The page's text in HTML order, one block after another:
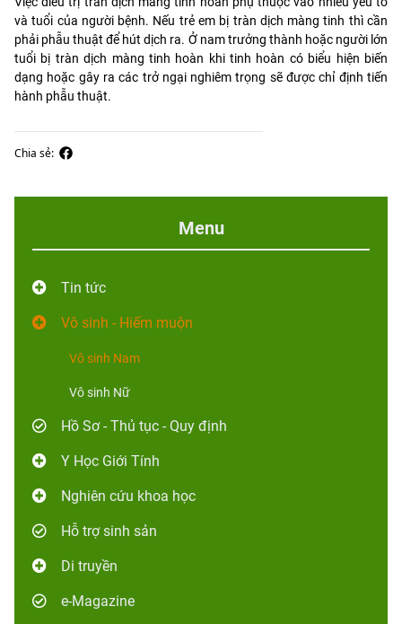
và tuổi của người bệnh. Nếu trẻ em bị tràn dịch màng tinh thì cần
phải phẫu thuật để hút dịch ra. Ở nam trưởng thành hoặc người lớn
tuổi bị tràn dịch màng tinh hoàn khi tinh hoàn có biểu hiện biến
dạng hoặc gây ra các trở ngại nghiêm trọng sẽ được chỉ định tiến
hành phẫu thuật.
Chia sẻ:
Menu
Tin tức
Vô sinh - Hiếm muộn
Vô sinh Nam
Vô sinh Nữ
Hồ Sơ - Thủ tục - Quy định
Y Học Giới Tính
Nghiên cứu khoa học
Hỗ trợ sinh sản
Di truyền
e-Magazine